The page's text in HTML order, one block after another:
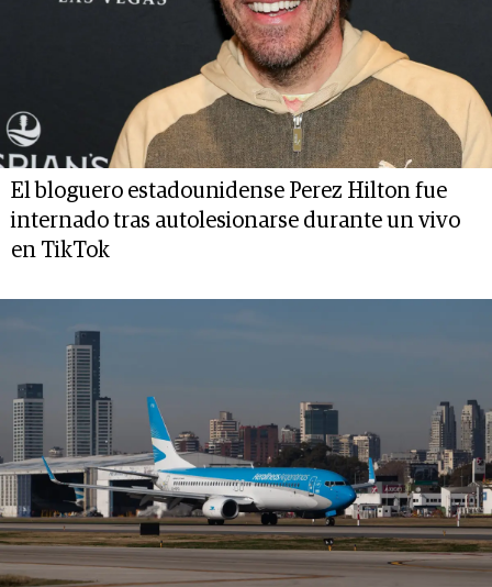
El bloguero estadounidense Perez Hilton fue
internado tras autolesionarse durante un vivo
en TikTok